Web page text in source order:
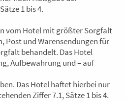
1 bis 4.
vom Hotel mit größter Sorgfalt
Post und Warensendungen für
behandelt. Das Hotel
Aufbewahrung und – auf
Das Hotel haftet hierbei nur
Ziffer 7.1, Sätze 1 bis 4.